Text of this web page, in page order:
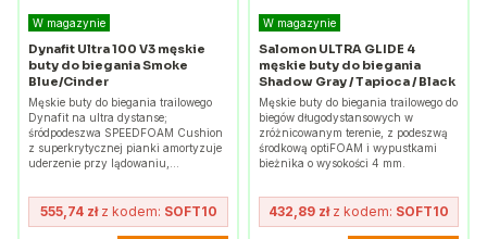
W magazynie
Dynafit Ultra 100 V3 męskie
buty do biegania Smoke
Blue/Cinder
Męskie buty do biegania trailowego
Dynafit na ultra dystanse;
śródpodeszwa SPEEDFOAM Cushion
z superkrytycznej pianki amortyzuje
uderzenie przy lądowaniu,…
555,74 złz kodem: SOFT10
W magazynie
Salomon ULTRA GLIDE 4
męskie buty do biegania
Shadow Gray / Tapioca / Black
Męskie buty do biegania trailowego do
biegów długodystansowych w
zróżnicowanym terenie, z podeszwą
środkową optiFOAM i wypustkami
bieżnika o wysokości 4 mm.
432,89 złz kodem: SOFT10